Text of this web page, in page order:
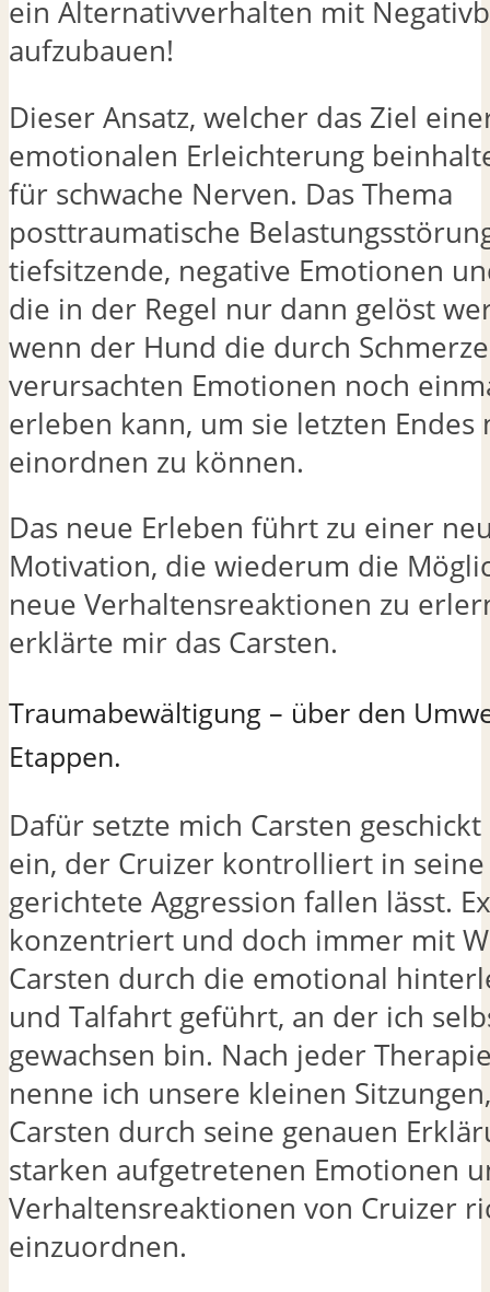
ein Alternativverhalten mit
aufzubauen!
Dieser Ansatz, welcher das Ziel
emotionalen Erleichterung
für schwache Nerven. Das Thema
posttraumatische
tiefsitzende, negative Emotionen
die in der Regel nur dann gelöst
wenn der Hund die durch
verursachten Emotionen noch
erleben kann, um sie letzten Endes
einordnen zu können.
Das neue Erleben führt zu einer
Motivation, die wiederum die
neue Verhaltensreaktionen zu
erklärte mir das Carsten.
Traumabewältigung – über den
Etappen.
Dafür setzte mich Carsten
ein, der Cruizer kontrolliert in
gerichtete Aggression fallen lässt.
konzentriert und doch immer mit
Carsten durch die emotional
und Talfahrt geführt, an der ich
gewachsen bin. Nach jeder
nenne ich unsere kleinen
Carsten durch seine genauen
starken aufgetretenen Emotionen
Verhaltensreaktionen von Cruizer
einzuordnen.